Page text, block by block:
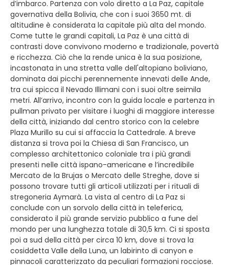
d’imbarco. Partenza con volo diretto a La Paz, capitale
governativa della Bolivia, che con i suoi 3650 mt. di
altitudine è considerata la capitale più alta del mondo.
Come tutte le grandi capitali, La Paz è una città di
contrasti dove convivono moderno e tradizionale, povertà
e ricchezza. Ciò che la rende unica è la sua posizione,
incastonata in una stretta valle dell'altopiano boliviano,
dominata dai picchi perennemente innevati delle Ande,
tra cui spicca il Nevado Illimani con i suoi oltre seimila
metri. All’arrivo, incontro con la guida locale e partenza in
pullman privato per visitare i luoghi di maggiore interesse
della città, iniziando dal centro storico con la celebre
Plaza Murillo su cui si affaccia la Cattedrale. A breve
distanza si trova poi la Chiesa di San Francisco, un
complesso architettonico coloniale tra i più grandi
presenti nelle città ispano-americane e l’incredibile
Mercato de la Brujas o Mercato delle Streghe, dove si
possono trovare tutti gli articoli utilizzati per i rituali di
stregoneria Aymarà. La vista al centro di La Paz si
conclude con un sorvolo della città in teleferica,
considerato il più grande servizio pubblico a fune del
mondo per una lunghezza totale di 30,5 km. Ci si sposta
poi a sud della città per circa 10 km, dove si trova la
cosiddetta Valle della Luna, un labirinto di canyon e
pinnacoli caratterizzato da peculiari formazioni rocciose.